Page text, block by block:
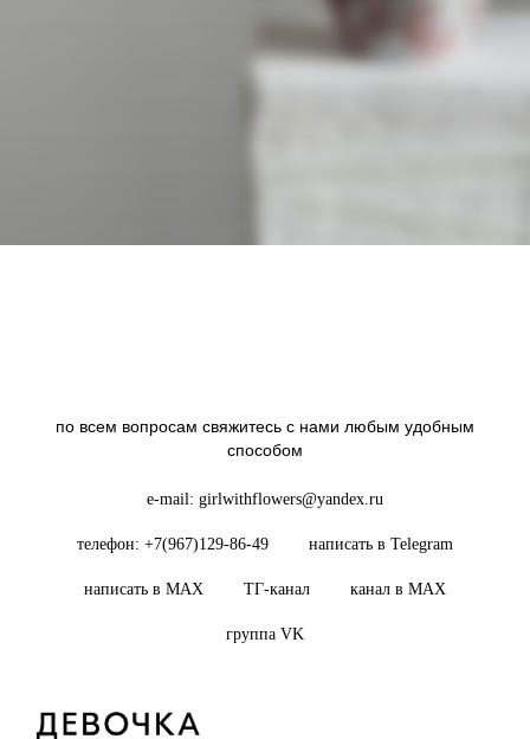
по всем вопросам свяжитесь с нами любым удобным
способом
e-mail: girlwithflowers@yandex.ru
телефон: +7(967)129-86-49 написать в Telegram
написать в MAX ТГ-канал канал в MAX
группа VK